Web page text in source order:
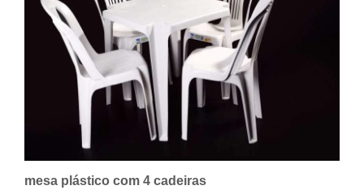
mesa plástico com 4 cadeiras